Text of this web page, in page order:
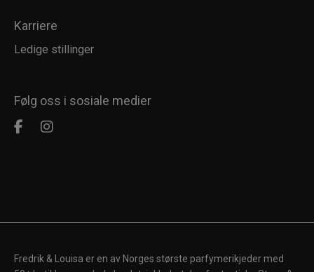
Karriere
Ledige stillinger
Følg oss i sosiale medier
Fredrik & Louisa er en av Norges største parfymerikjeder med